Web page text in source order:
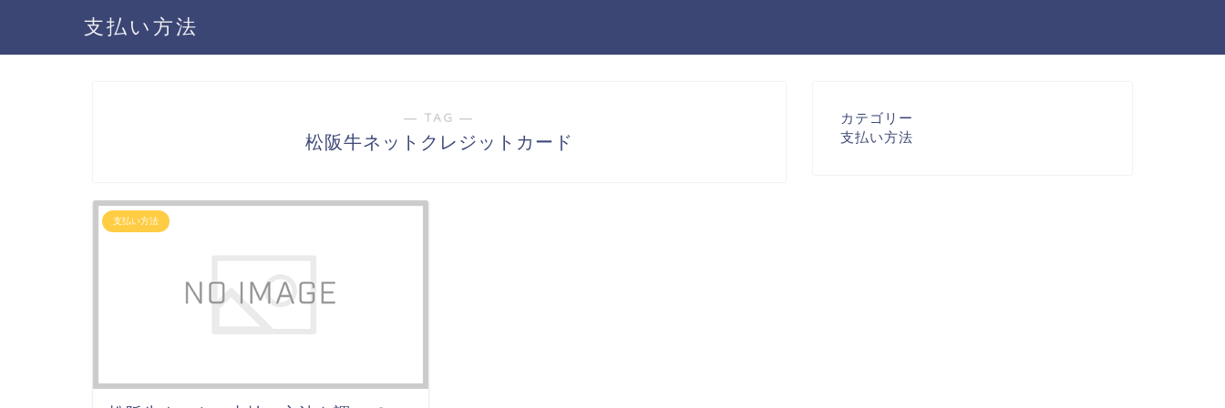
支払い方法
― TAG ―
松阪牛ネットクレジットカード
支払い方法
カテゴリー
支払い方法